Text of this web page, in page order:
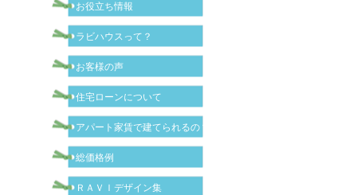
お役立ち情報
ラビハウスって？
お客様の声
住宅ローンについて
アパート家賃で建てられるの？
総価格例
ＲＡＶＩデザイン集